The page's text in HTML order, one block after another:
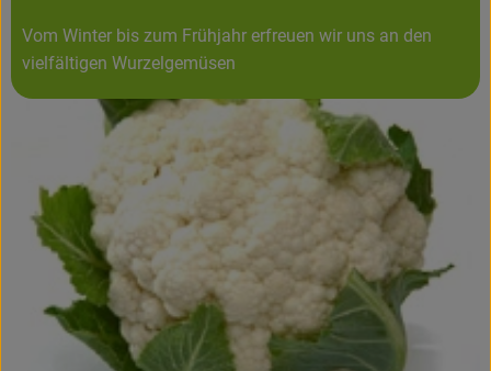
Vom Winter bis zum Frühjahr erfreuen wir uns an den
vielfältigen Wurzelgemüsen